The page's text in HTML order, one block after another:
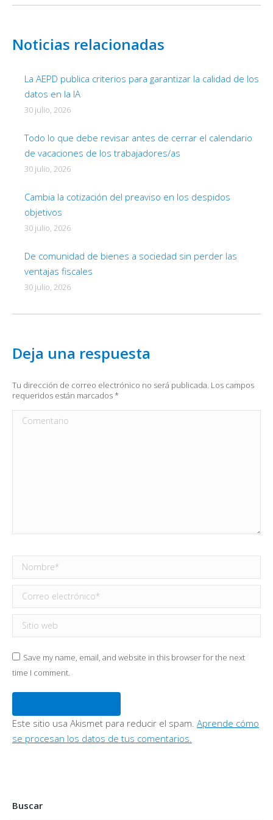
Noticias relacionadas
La AEPD publica criterios para garantizar la calidad de los
datos en la IA
30 julio, 2026
Todo lo que debe revisar antes de cerrar el calendario
de vacaciones de los trabajadores/as
30 julio, 2026
Cambia la cotización del preaviso en los despidos
objetivos
30 julio, 2026
De comunidad de bienes a sociedad sin perder las
ventajas fiscales
30 julio, 2026
Deja una respuesta
Tu dirección de correo electrónico no será publicada. Los campos
requeridos están marcados*
Comentario
Nombre *
Correo electrónico *
Sitio web
Save my name, email, and website in this browser for the next
time I comment.
Este sitio usa Akismet para reducir el spam. Aprende cómo
se procesan los datos de tus comentarios.
Buscar